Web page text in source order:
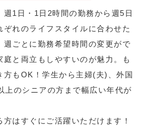
週1日・1日2時間の勤務から週5日
ぞれのライフスタイルに合わせた
週ごとに勤務希望時間の変更がで
庭と両立もしやすいのが魅力。も
方もOK！学生から主婦(夫)、外国
上のシニアの方まで幅広い年代が
はすぐにご活躍いただけます！